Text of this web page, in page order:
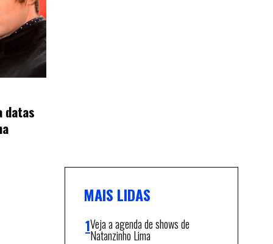
datas
MAIS LIDAS
Veja a agenda de shows de
Natanzinho Lima